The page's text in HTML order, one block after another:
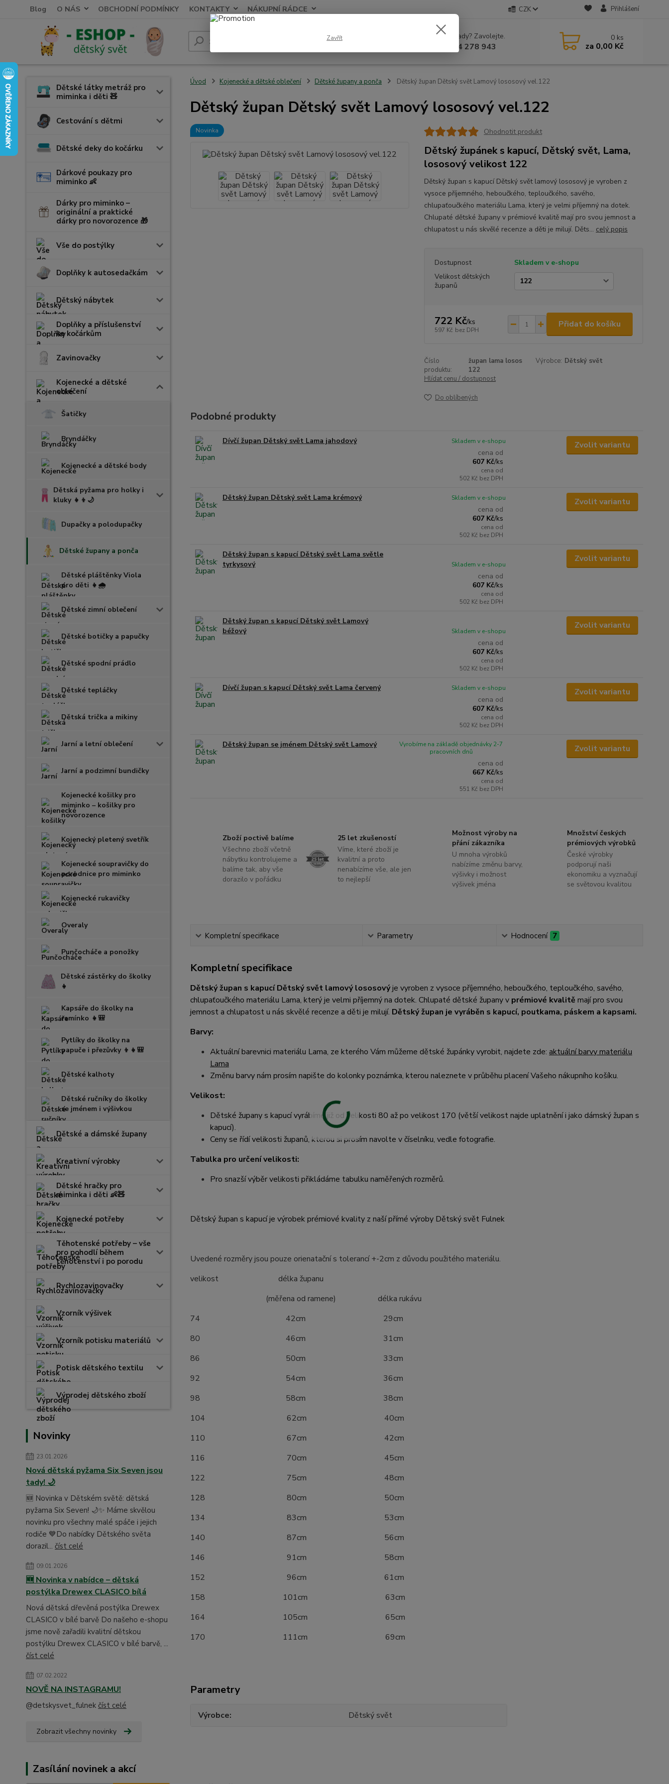
Blog O NÁS OBCHODNÍ PODMÍNKY KONTAKTY NÁKUPNÍ RÁDCE CZK Přihlášení
Hledat Nevíte si rady? Zavolejte.
+420 604 278 943
0 ks
za 0,00 Kč
Dětské látky metráž pro
miminka i děti 🧸
Cestování s dětmi
Dětské deky do kočárku
Dárkové poukazy pro
miminko 👶
Dárky pro miminko –
originální a praktické
dárky pro novorozence 🎁
Vše do postýlky
Doplňky k autosedačkám
Dětský nábytek
Doplňky a příslušenství
ke kočárkům
Zavinovačky
Kojenecké a dětské
oblečení
Šatičky
Bryndáčky
Kojenecké a dětské body
Dětská pyžama pro holky i
kluky 👧👦🌙
Dupačky a polodupačky
Dětské župany a ponča
Dětské pláštěnky Viola
pro děti 👧🌧️
Dětské zimní oblečení
Dětské botičky a papučky
Dětské spodní prádlo
Dětské tepláčky
Dětská trička a mikiny
Jarní a letní oblečení
Jarní a podzimní bundičky
Kojenecké košilky pro
miminko – košilky pro
novorozence
Kojenecký pletený svetřík
Kojenecké soupravičky do
porodnice pro miminko
Kojenecké rukavičky
Overaly
Punčocháče a ponožky
Dětské zástěrky do školky
👧
Kapsáře do školky na
ramínko 👧🎒
Pytlíky do školky na
papuče i přezůvky 👦👧🎒
Dětské kalhoty
Dětské ručníky do školky
se jménem i výšivkou
Dětské a dámské župany
Kreativní výrobky
Dětské hračky pro
miminka i děti 👶🧸
Kojenecké potřeby
Těhotenské potřeby – vše
pro pohodlí během
těhotenství i po porodu
Rychlozavinovačky
Vzorník výšivek
Vzorník potisku materiálů
Potisk dětského textilu
Výprodej dětského zboží
Novinky
23.01.2026
Nová dětská pyžama Six Seven jsou
tady! 🌙
🆕 Novinka v Dětském světě: dětská
pyžama Six Seven! 🌙✨ Máme skvělou
novinku pro všechny malé spáče i jejich
rodiče 💙Do nabídky Dětského světa
dorazil... číst celé
09.01.2026
🆕 Novinka v nabídce – dětská
postýlka Drewex CLASICO bílá
Nová dětská dřevěná postýlka Drewex
CLASICO v bílé barvě Do našeho e-shopu
jsme nově zařadili kvalitní dětskou
postýlku Drewex CLASICO v bílé barvě, ...
číst celé
07.02.2022
NOVĚ NA INSTAGRAMU!
@detskysvet_fulnek číst celé
Zobrazit všechny novinky
Zasílání novinek a akcí
Úvod Kojenecké a dětské oblečení Dětské župany a ponča Dětský župan Dětský svět Lamový lososový vel.122
Dětský župan Dětský svět Lamový lososový vel.122
Novinka Ohodnotit produkt
Dětský župánek s kapucí, Dětský svět, Lama,
lososový velikost 122
Dětský župan s kapucí Dětský svět lamový lososový je vyroben z
vysoce příjemného, heboučkého, teploučkého, savého,
chlupaťoučkého materiálu Lama, který je velmi příjemný na dotek.
Chlupaté dětské župany v prémiové kvalitě mají pro svou jemnost a
chlupatost u nás skvělé recenze a děti je milují. Děts... celý popis
Dostupnost
Skladem v e-shopu
Velikost dětských
županů
722 Kč/ks
597 Kč bez DPH
Přidat do košíku
Číslo
produktu:
župan lama losos
122
Výrobce: Dětský svět
Hlídat cenu / dostupnost
Do oblíbených
Podobné produkty
Dívčí župan Dětský svět Lama jahodový
cena od
607 Kč/ks
cena od
502 Kč bez DPH
Skladem v e-shopu Zvolit variantu
Dětský župan Dětský svět Lama krémový
cena od
607 Kč/ks
cena od
502 Kč bez DPH
Skladem v e-shopu Zvolit variantu
Dětský župan s kapucí Dětský svět Lama světle
tyrkysový
cena od
607 Kč/ks
cena od
502 Kč bez DPH
Skladem v e-shopu
Zvolit variantu
Dětský župan s kapucí Dětský svět Lamový
béžový
cena od
607 Kč/ks
cena od
502 Kč bez DPH
Skladem v e-shopu
Zvolit variantu
Dívčí župan s kapucí Dětský svět Lama červený
cena od
607 Kč/ks
cena od
502 Kč bez DPH
Skladem v e-shopu Zvolit variantu
Dětský župan se jménem Dětský svět Lamový
cena od
667 Kč/ks
cena od
551 Kč bez DPH
Vyrobíme na základě objednávky 2-7
pracovních dnů
Zvolit variantu
Zboží poctivě balíme
Všechno zboží včetně
nábytku kontrolujeme a
balíme tak, aby vše
dorazilo v pořádku
25 let zkušeností
Víme, které zboží je
kvalitní a proto
nenabízíme vše, ale jen
to nejlepší
Možnost výroby na
přání zákazníka
U mnoha výrobků
nabízíme změnu barvy,
výšivky i možnost
výšivek jména
Množství českých
prémiových výrobků
České výrobky
podporují naši
ekonomiku a vyznačují
se světovou kvalitou
Kompletní specifikace Parametry Hodnocení 7
Kompletní specifikace
Dětský župan s kapucí Dětský svět lamový lososovýje vyroben z vysoce příjemného, heboučkého, teploučkého, savého,
chlupaťoučkého materiálu Lama, který je velmi příjemný na dotek. Chlupaté dětské župany v prémiové kvalitě mají pro svou
jemnost a chlupatost u nás skvělé recenze a děti je milují. Dětský župan je vyráběn s kapucí, poutkama, páskem a kapsami.
Barvy:
Aktuální barevnici materiálu Lama, ze kterého Vám můžeme dětské župánky vyrobit, najdete zde: aktuální barvy materiálu
Lama
Změnu barvy nám prosím napište do kolonky poznámka, kterou naleznete v průběhu placení Vašeho nákupního košíku.
Velikost:
Dětské župany s kapucí vyrábíme již od velikosti 80 až po velikost 170 (větší velikost najde uplatnění i jako dámský župan s
kapucí).
Ceny se řídí velikosti županů, kterou si prosím navolte v číselníku, vedle fotografie.
Tabulka pro určení velikosti:
Pro snazší výběr velikosti přikládáme tabulku naměřených rozměrů.
Dětský župan s kapucí je výrobek prémiové kvality z naší přímé výroby Dětský svět Fulnek
Uvedené rozměry jsou pouze orienatační s tolerancí +-2cm z důvodu použitého materiálu.
velikost délka županu
(měřena od ramene) délka rukávu
74 42cm 29cm
80 46cm 31cm
86 50cm 33cm
92 54cm 36cm
98 58cm 38cm
104 62cm 40cm
110 67cm 42cm
116 70cm 45cm
122 75cm 48cm
128 80cm 50cm
134 83cm 53cm
140 87cm 56cm
146 91cm 58cm
152 96cm 61cm
158 101cm 63cm
164 105cm 65cm
170 111cm 69cm
Parametry
Výrobce Dětský svět
Zavřít